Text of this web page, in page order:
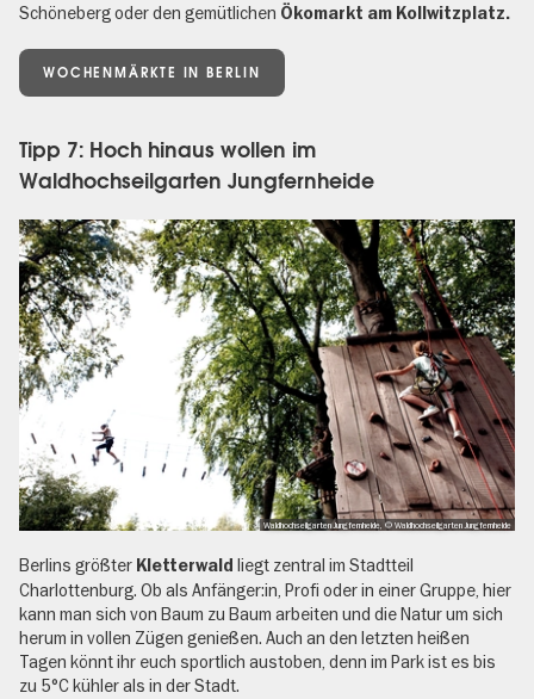
Schöneberg oder den gemütlichen Ökomarkt am Kollwitzplatz.
WOCHENMÄRKTE IN BERLIN
Tipp 7: Hoch hinaus wollen im
Waldhochseilgarten Jungfernheide
Waldhochseilgarten Jungfernheide, © Waldhochseilgarten Jungfernheide
Berlins größter Kletterwald liegt zentral im Stadtteil
Charlottenburg. Ob als Anfänger:in, Profi oder in einer Gruppe, hier
kann man sich von Baum zu Baum arbeiten und die Natur um sich
herum in vollen Zügen genießen. Auch an den letzten heißen
Tagen könnt ihr euch sportlich austoben, denn im Park ist es bis
zu 5°C kühler als in der Stadt.